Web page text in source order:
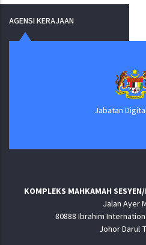
AGENSI KERAJAAN
Jabatan
KOMPLEKS MAHKAMAH
Jalan Ayer
80888 Ibrahim
Johor Darul